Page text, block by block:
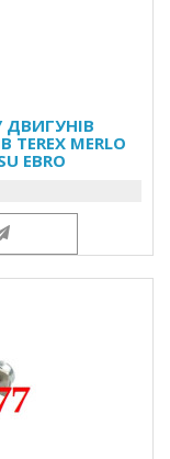
ДВИГУНІВ
MERLO
EBRO